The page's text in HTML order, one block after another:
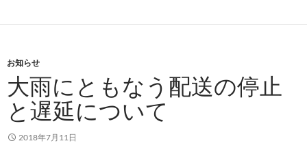
お知らせ
大雨にともなう配送の停止
と遅延について
2018年7月11日